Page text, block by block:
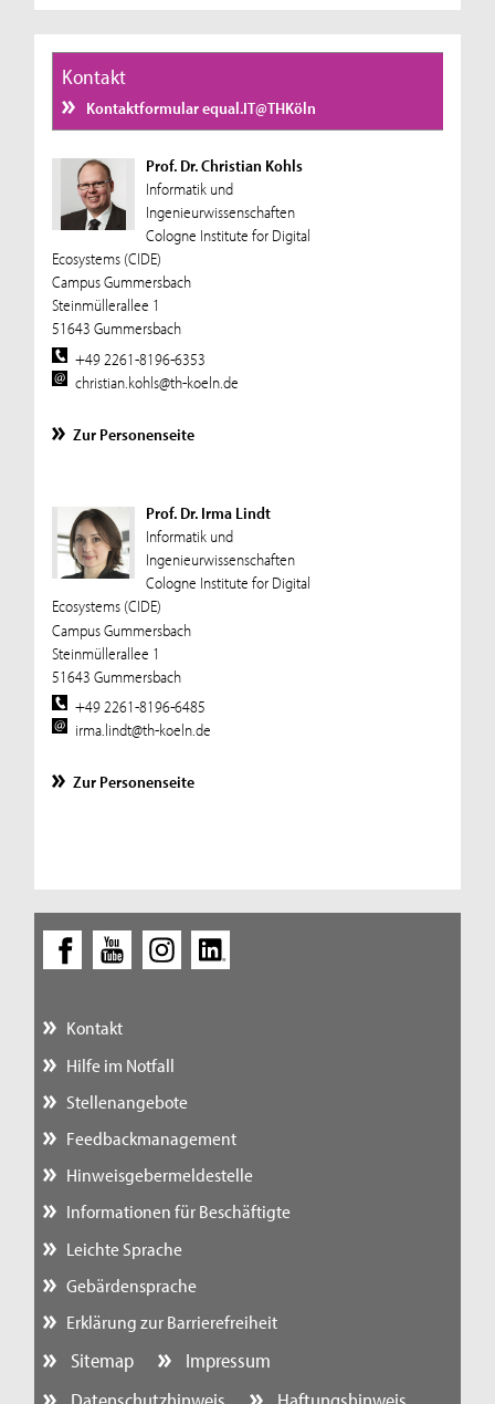
Kontakt
Kontaktformular equal.IT@THKöln
Prof. Dr. Christian Kohls
Informatik und
Ingenieurwissenschaften
Cologne Institute for Digital
Ecosystems (CIDE)
Campus Gummersbach
Steinmüllerallee 1
51643 Gummersbach
+49 2261-8196-6353
christian.kohls@th-koeln.de
Zur Personenseite
Prof. Dr. Irma Lindt
Informatik und
Ingenieurwissenschaften
Cologne Institute for Digital
Ecosystems (CIDE)
Campus Gummersbach
Steinmüllerallee 1
51643 Gummersbach
+49 2261-8196-6485
irma.lindt@th-koeln.de
Zur Personenseite
Kontakt
Hilfe im Notfall
Stellenangebote
Feedbackmanagement
Hinweisgebermeldestelle
Informationen für Beschäftigte
Leichte Sprache
Gebärdensprache
Erklärung zur Barrierefreiheit
Sitemap
Impressum